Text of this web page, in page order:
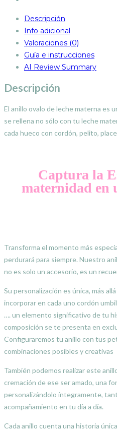
Descripción
Info adicional
Valoraciones (0)
Guía e instrucciones
AI Review Summary
Descripción
El anillo ovalo de leche materna es
se rellena no sólo con tu leche
cada hueco con cordón, pelito,
Captura la
maternidad en
Transforma el momento más
perdurará para siempre. Nuestro
no es solo un accesorio, es un
Su personalización es única, más
incorporar en cada uno cordón
…. un elemento significativo de tu
composición se te presenta en
Configuraremos tu anillo con tus
combinaciones posibles y creativas
También podemos realizar este
cremación de ese ser amado, una
personalizándolo íntegramente,
acompañamiento en tu día a día.
Cada anillo cuenta una historia